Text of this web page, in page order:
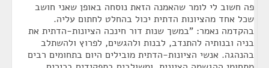
פה חשוב לי לומר שהאמנה הזאת נוסחה באופן שאני חושב
שכל אחד מהציונות הדתית יכול בהחלט לחתום עליה.
בהקדמה נאמר: "במשך שנות דור חינכה הציונות-הדתית את
בניה ובנותיה להתנדב, לבנות ולהגשים, לפרוץ ולהשתלב
בהנהגה. אנשי הציונות-הדתית מובילים היום בתחומים רבים